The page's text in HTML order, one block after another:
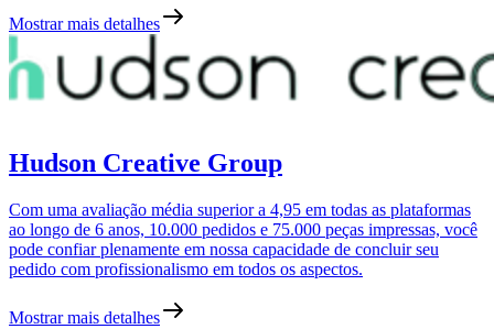
Mostrar mais detalhes
Hudson Creative Group
Com uma avaliação média superior a 4,95 em todas as plataformas
ao longo de 6 anos, 10.000 pedidos e 75.000 peças impressas, você
pode confiar plenamente em nossa capacidade de concluir seu
pedido com profissionalismo em todos os aspectos.
Mostrar mais detalhes